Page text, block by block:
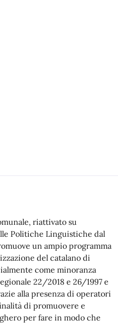
riattivato su
Politiche Linguistiche dal
un ampio programma
del catalano di
come minoranza
22/2018 e 26/1997 e
alla presenza di operatori
di promuovere e
per fare in modo che